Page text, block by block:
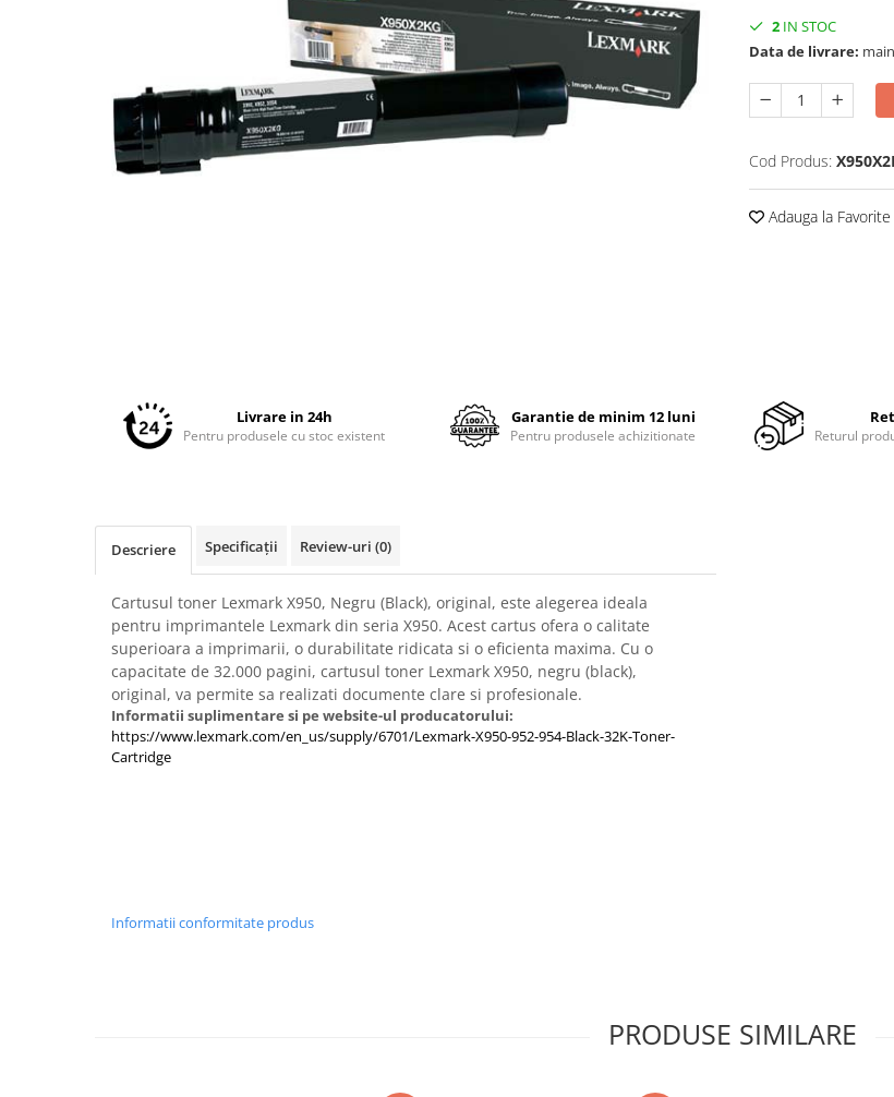
Cartuse inkjet si cerneala
Accesorii imprimante 3D
Laptopuri / notebookuri
Laptop-uri 2 in 1
Accesorii laptop
Piese si accesorii
Accesorii Printing
Facebook
2 IN STOC
Data de livrare:
Cod Produs:
Adauga la Favorite
Livrare in 24h
Pentru produsele cu stoc existent
Garantie de minim 12 luni
Pentru produsele achizitionate Returul
Descriere Specificații Review-uri (0)
Cartusul toner Lexmark X950, Negru (Black), original, este alegerea ideala
pentru imprimantele Lexmark din seria X950. Acest cartus ofera o calitate
superioara a imprimarii, o durabilitate ridicata si o eficienta maxima. Cu o
capacitate de 32.000 pagini, cartusul toner Lexmark X950, negru (black),
original, va permite sa realizati documente clare si profesionale.
Informatii suplimentare si pe website-ul producatorului:
https://www.lexmark.com/en_us/supply/6701/Lexmark-X950-952-954-Black-32K-Toner-
Cartridge
Informatii conformitate produs
PRODUSE SIMILARE